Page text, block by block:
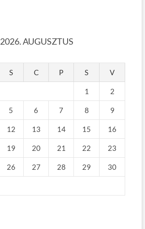
2026. AUGUSZTUS
S C P S V
1 2
5 6 7 8 9
12 13 14 15 16
19 20 21 22 23
26 27 28 29 30